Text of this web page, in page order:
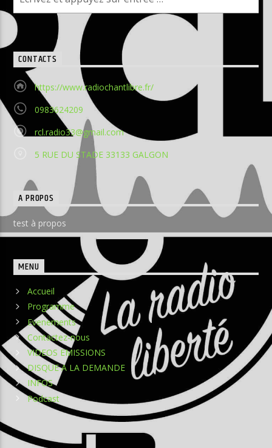
CONTACTS
https://www.radiochantlibre.fr/
0983624209
rcl.radio33@gmail.com
5 RUE DU STADE 33133 GALGON
A PROPOS
test à propos
MENU
Accueil
Programme
Evenements
Contactez-nous
VIDEOS EMISSIONS
DISQUE A LA DEMANDE
INFOS
Podcast